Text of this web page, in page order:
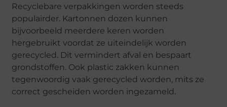
Recyclebare verpakkingen worden steeds
populairder. Kartonnen dozen kunnen
bijvoorbeeld meerdere keren worden
hergebruikt voordat ze uiteindelijk worden
gerecycled. Dit vermindert afval en bespaart
grondstoffen. Ook plastic zakken kunnen
tegenwoordig vaak gerecycled worden, mits ze
correct gescheiden worden ingezameld.